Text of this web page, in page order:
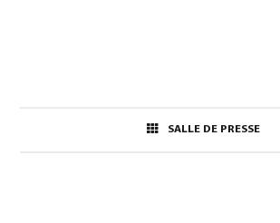
SALLE DE PRESSE